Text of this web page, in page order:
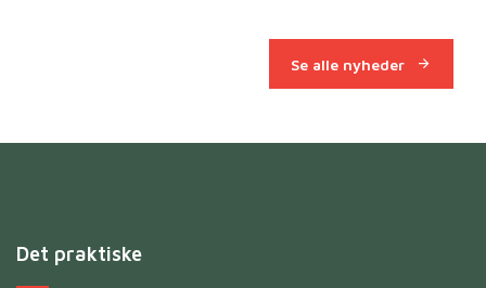
Se alle nyheder
Det praktiske